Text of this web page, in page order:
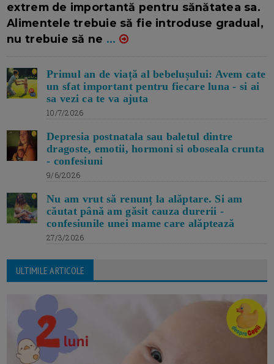
extrem de importantă pentru sănătatea sa.
Alimentele trebuie să fie introduse gradual,
nu trebuie să ne ...
Primul an de viață al bebelușului: Avem cate
un sfat important pentru fiecare luna - si ai
sa vezi ca te va ajuta
10/7/2026
Depresia postnatala sau baletul dintre
dragoste, emotii, hormoni si oboseala crunta
- confesiuni
9/6/2026
Nu am vrut să renunț la alăptare. Si am
căutat până am găsit cauza durerii -
confesiunile unei mame care alăptează
27/3/2026
ULTIMILE ARTICOLE